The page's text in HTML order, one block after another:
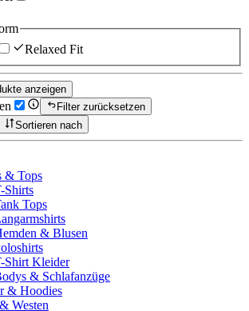
Relaxed Fit
anzeigen
Filter zurücksetzen
Sortieren nach
& Tops
Shirts
Tops
& Blusen
Shirt Kleider
& Schlafanzüge
& Hoodies
Westen